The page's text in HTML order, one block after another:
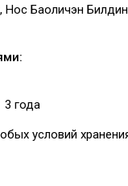
Баоличэн
3 года
условий